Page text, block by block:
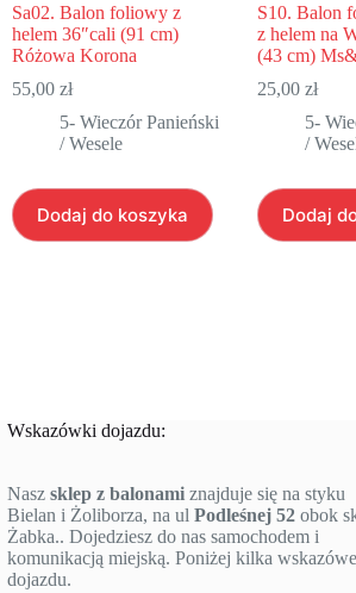
Sa02. Balon foliowy z
helem 36″cali (91 cm)
Różowa Korona
55,00zł
5- Wieczór Panieński
/ Wesele
Dodaj do koszyka
S10. Balon
z helem na
(43 cm)
25,00zł
5-
/
Dodaj
Wskazówki dojazdu:
Nasz sklep z balonamiznajduje się na styku
Bielan i Żoliborza, na ul Podleśnej 52obok
Żabka.. Dojedziesz do nas samochodem i
komunikacją miejską. Poniżej kilka
dojazdu.